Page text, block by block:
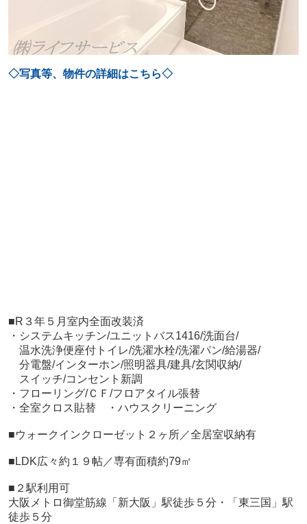
◇写真等、物件の詳細はこちら◇
■R３年５月室内全面改装済
・システムキッチン/ユニットバス1416/洗面台/
温水洗浄便座付トイレ/洗濯水栓/洗濯パン/給湯器/
分電盤/インターホン/照明器具/建具/玄関収納/
スイッチ/コンセント新調
・フローリング/ＣＦ/フロアタイル張替
・全室クロス貼替 ・ハウスクリーニング
■ウォークインクローゼット２ヶ所／全居室収納有
■LDK広々約１９帖／専有面積約79㎡
■２駅利用可
大阪メトロ御堂筋線「新大阪」駅徒歩５分・「東三国」駅
徒歩５分